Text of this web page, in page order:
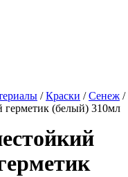
/Краски /Сенеж /
(белый) 310мл